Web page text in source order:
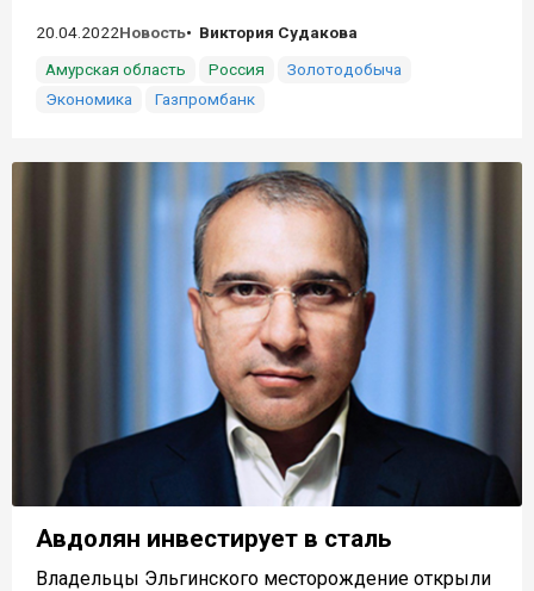
20.04.2022Новость
Виктория Судакова
Амурская область
Россия
Золотодобыча
Экономика
Газпромбанк
Авдолян инвестирует в сталь
Владельцы Эльгинского месторождение открыли